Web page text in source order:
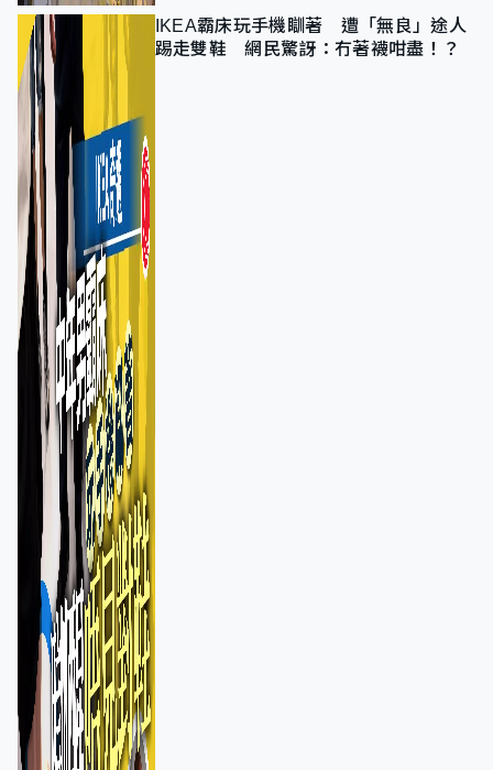
IKEA霸床玩手機瞓著 遭「無良」途人
踢走雙鞋 網民驚訝：冇著襪咁盡！？